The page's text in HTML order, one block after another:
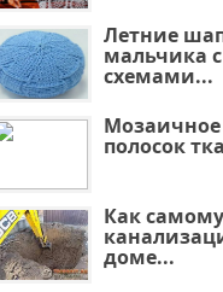
Летние
мальчика
схемами...
Мозаичное
полосок
Как
доме...